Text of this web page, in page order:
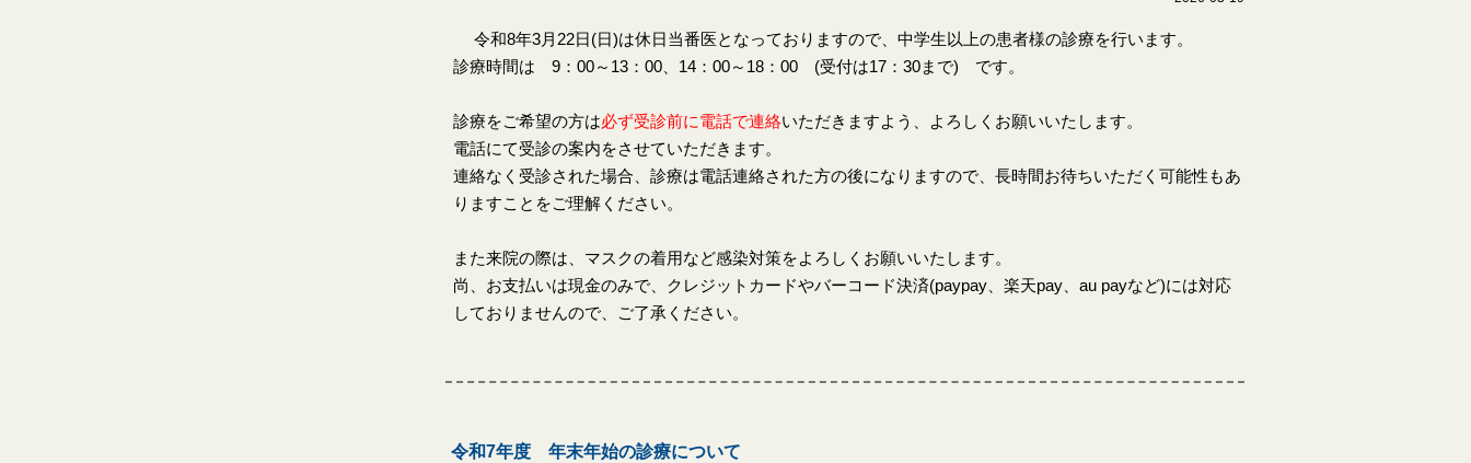
令和8年3月22日(日)は休日当番医となっておりますので、中学生以上の患者様の診療を行います。
診療時間は 9：00～13：00、14：00～18：00 (受付は17：30まで) です。
診療をご希望の方は必ず受診前に電話で連絡いただきますよう、よろしくお願いいたします。
電話にて受診の案内をさせていただきます。
連絡なく受診された場合、診療は電話連絡された方の後になりますので、長時間お待ちいただく可能性もあ
りますことをご理解ください。
また来院の際は、マスクの着用など感染対策をよろしくお願いいたします。
尚、お支払いは現金のみで、クレジットカードやバーコード決済(paypay、楽天pay、au payなど)には対応
しておりませんので、ご了承ください。
令和7年度 年末年始の診療について